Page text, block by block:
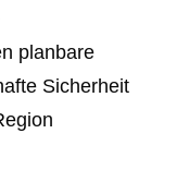
planbare
Sicherheit